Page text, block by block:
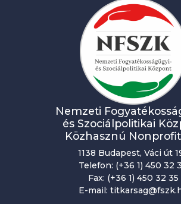
Nemzeti
és Szociálpolitikai
Közhasznú
1138 Budapest, Váci út
Telefon: (+36 1) 450 32
Fax: (+36 1) 450 32 35
E-mail: